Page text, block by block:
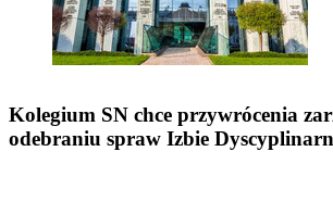
Kolegium SN chce przywrócenia
odebraniu spraw Izbie